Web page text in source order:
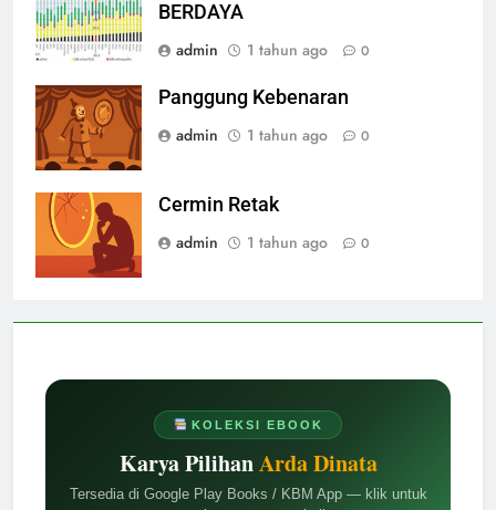
KOLEKSI EBOOK
Karya PilihanArda Dinata
Tersedia di Google Play Books / KBM App — klik untuk
BERDAYA
admin
1 tahun ago 0
Panggung Kebenaran
admin
1 tahun ago 0
Cermin Retak
admin
1 tahun ago 0